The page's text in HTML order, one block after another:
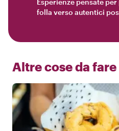
folla verso autentici
Altre cose da fare